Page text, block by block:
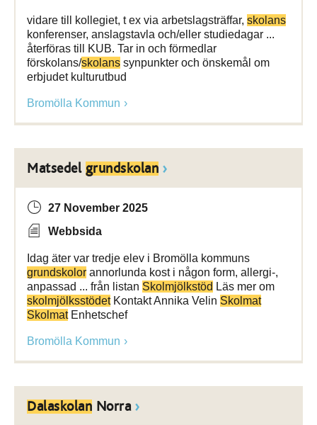
vidare till kollegiet, t ex via arbetslagsträffar, skolans
konferenser, anslagstavla och/eller studiedagar ...
återföras till KUB. Tar in och förmedlar
förskolans/skolans synpunkter och önskemål om
erbjudet kulturutbud
Bromölla Kommun
Matsedel grundskolan
27 November 2025
Webbsida
Idag äter var tredje elev i Bromölla kommuns
grundskolor annorlunda kost i någon form, allergi-,
anpassad ... från listan Skolmjölkstöd Läs mer om
skolmjölksstödetKontakt Annika Velin Skolmat
SkolmatEnhetschef
Bromölla Kommun
Dalaskolan Norra